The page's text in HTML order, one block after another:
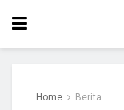
Home Berita